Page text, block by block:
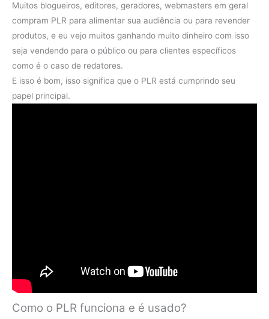
Muitos blogueiros, editores, geradores, webmasters em geral
compram PLR para alimentar sua audiência ou para revender
produtos, e eu vejo muitos ganhando muito dinheiro com isso
seja vendendo para o público ou para clientes específicos
como é o caso de redatores.
E isso é bom, isso significa que o PLR está cumprindo seu
papel principal.
Como o PLR funciona e é usado?